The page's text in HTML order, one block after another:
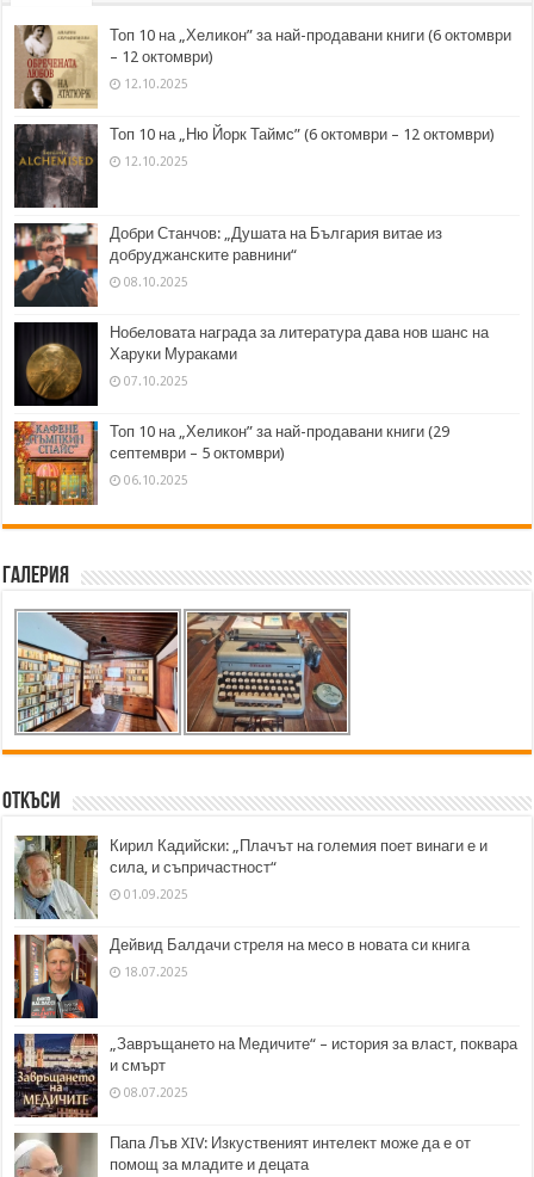
Топ 10 на „Хеликон” за най-продавани книги (6 октомври
– 12 октомври)
12.10.2025
Топ 10 на „Ню Йорк Таймс” (6 октомври – 12 октомври)
12.10.2025
Добри Станчов: „Душата на България витае из
добруджанските равнини“
08.10.2025
Нобеловата награда за литература дава нов шанс на
Харуки Мураками
07.10.2025
Топ 10 на „Хеликон” за най-продавани книги (29
септември – 5 октомври)
06.10.2025
Галерия
Откъси
Кирил Кадийски: „Плачът на големия поет винаги е и
сила, и съпричастност“
01.09.2025
Дейвид Балдачи стреля на месо в новата си книга
18.07.2025
„Завръщането на Медичите“ – история за власт, поквара
и смърт
08.07.2025
Папа Лъв XIV: Изкуственият интелект може да е от
помощ за младите и децата